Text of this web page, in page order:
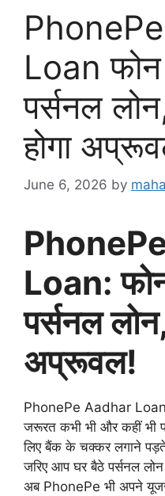
Loan
पर्सनल
होगा
June 6, 2026 by
Loan:
पर्सनल
अप्रूवल!
PhonePe Aadhar
जरूरत कभी भी और कहीं
लिए बैंक के चक्कर लगाने
जरिए आप घर बैठे पर्सनल
अब PhonePe भी अपने